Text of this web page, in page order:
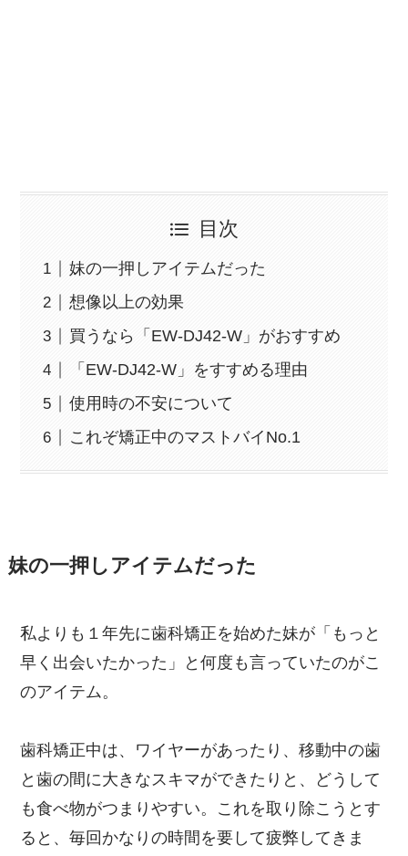
目次
妹の一押しアイテムだった
想像以上の効果
買うなら「EW-DJ42-W」がおすすめ
「EW-DJ42-W」をすすめる理由
使用時の不安について
これぞ矯正中のマストバイNo.1
妹の一押しアイテムだった
私よりも１年先に歯科矯正を始めた妹が「もっと
早く出会いたかった」と何度も言っていたのがこ
のアイテム。
歯科矯正中は、ワイヤーがあったり、移動中の歯
と歯の間に大きなスキマができたりと、どうして
も食べ物がつまりやすい。これを取り除こうとす
ると、毎回かなりの時間を要して疲弊してきま